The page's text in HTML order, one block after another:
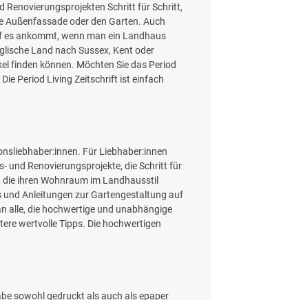
Renovierungsprojekten Schritt für Schritt,
Außenfassade oder den Garten. Auch
ankommt, wenn man ein Landhaus
Land nach Sussex, Kent oder
finden können. Möchten Sie das Period
Period Living Zeitschrift ist einfach
Für Liebhaber:innen
und Renovierungsprojekte, die Schritt für
ihren Wohnraum im Landhausstil
und Anleitungen zur Gartengestaltung auf
alle, die hochwertige und unabhängige
wertvolle Tipps. Die hochwertigen
sowohl gedruckt als auch als epaper